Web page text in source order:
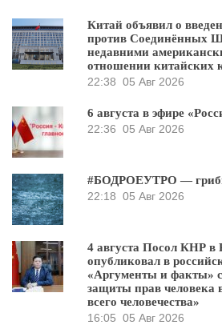
Китай объявил о
против Соединённых
недавними
отношении китайских
22:38 05 Авг 2026
6 августа в эфире
22:36 05 Авг 2026
#БОДРОЕУТРО —
22:18 05 Авг 2026
4 августа Посол КНР
опубликовал в
«Аргументы и факты»
защиты прав человека
всего человечества»
16:05 05 Авг 2026